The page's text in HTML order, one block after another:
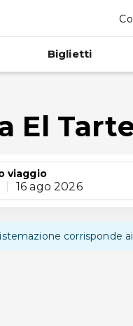
Biglietti
El
viaggio
16 ago 2026
corrisponde